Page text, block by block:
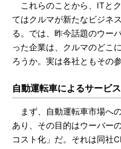
これらのことから、ITと
てはクルマが新たなビジネ
る。では、昨今話題のウー
った企業は、クルマのどこ
ろうか。実は各社ともその
自動運転車によるサービ
まず、自動運転車市場へ
あり、その目的はウーバー
コスト化」だ。それは同社